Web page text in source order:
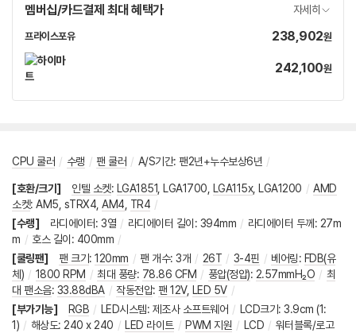
멤버십/카드결제 최대 혜택가 자세히
프라이스포유네
이
가
238,902원
가
242,100원
CPU 쿨러 / 수랭 / 팬 쿨러 / A/S기간: 팬2년+누수보상6년 /
[호환/크기] 인텔 소켓: LGA1851 LGA1700 LGA115x, LGA1200 / AMD
소켓: AM5 sTRX4 AM4 TR4 /
[수랭]
라디에이터: 3열 / 라디에이터 길이 : 394mm / 라디에이터 두께 : 27m
m / 호스 길이 : 400mm /
[쿨링팬]
팬 크기 : 120mm / 팬 개수: 3개 / 26T / 3-4핀 / 베어링: FDB(유
체) / 1800 RPM / 최대 풍량: 78.86 CFM / 풍압(정압): 2.57mmH₂O / 최
대 팬소음: 33.88dBA / 작동전압: 팬 12V, LED 5V /
[부가기능]
RGB / LED시스템: 제조사 소프트웨어 / LCD크기 : 3.9cm (1:
1) / 해상도: 240 x 240 / LED 라이트 / PWM 지원 / LCD / 워터블록/로고